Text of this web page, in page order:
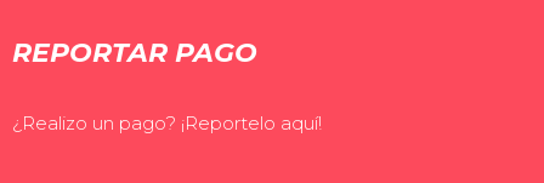
REPORTAR PAGO
¿Realizo un pago? ¡Reportelo aquí!